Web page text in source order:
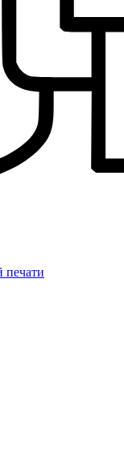
печати